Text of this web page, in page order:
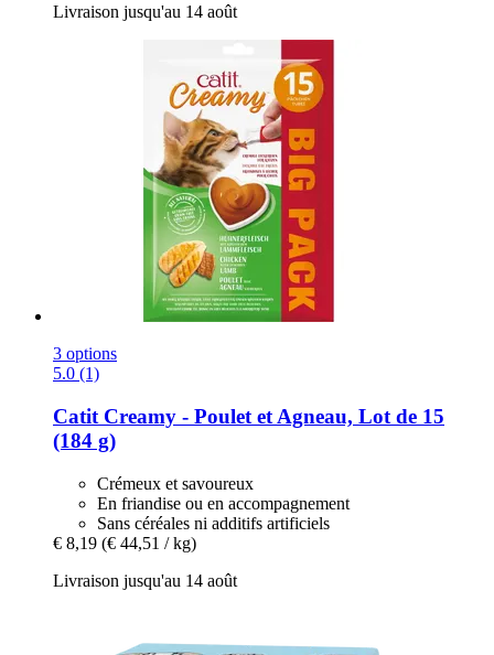
Livraison jusqu'au 14 août
3 options
5.0 (1)
Catit Creamy -​ Poulet et Agneau, Lot de 15
(184 g)
Crémeux et savoureux
En friandise ou en accompagnement
Sans céréales ni additifs artificiels
€ 8,19 (€ 44,51 / kg)
Livraison jusqu'au 14 août